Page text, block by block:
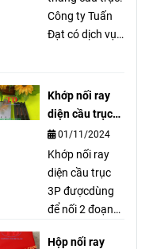
Công ty Tuấn
Đạt có dịch vụ
cầu trục cổng
trục palang
thiết bị nâng hạ
nặng, ép đắp
tán dán các
loại bố.
Khớp nối ray
diện cầu trục
3P là gì?
01/11/2024
Khớp nối ray
diện cầu trục
3P đượcdùng
để nối 2 đoạn
Hộp nối ray